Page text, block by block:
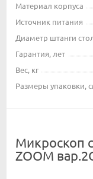
Материал корпуса
Источник питания
Диаметр штанги
Гарантия, лет
Вес, кг
Размеры упаковки,
Микроскоп
ZOOM